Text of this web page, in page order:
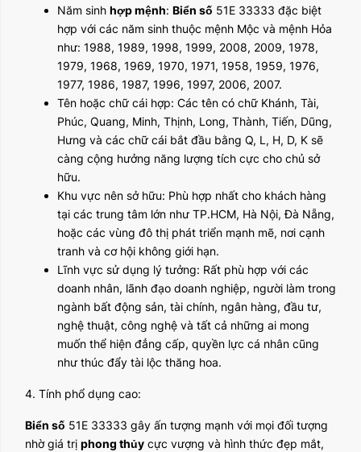
Năm sinh hợp mệnh: Biển số 51E 33333 đặc biệt
hợp với các năm sinh thuộc mệnh Mộc và mệnh Hỏa
như: 1988, 1989, 1998, 1999, 2008, 2009, 1978,
1979, 1968, 1969, 1970, 1971, 1958, 1959, 1976,
1977, 1986, 1987, 1996, 1997, 2006, 2007.
Tên hoặc chữ cái hợp: Các tên có chữ Khánh, Tài,
Phúc, Quang, Minh, Thịnh, Long, Thành, Tiến, Dũng,
Hưng và các chữ cái bắt đầu bằng Q, L, H, D, K sẽ
càng cộng hưởng năng lượng tích cực cho chủ sở
hữu.
Khu vực nên sở hữu: Phù hợp nhất cho khách hàng
tại các trung tâm lớn như TP.HCM, Hà Nội, Đà Nẵng,
hoặc các vùng đô thị phát triển mạnh mẽ, nơi cạnh
tranh và cơ hội không giới hạn.
Lĩnh vực sử dụng lý tưởng: Rất phù hợp với các
doanh nhân, lãnh đạo doanh nghiệp, người làm trong
ngành bất động sản, tài chính, ngân hàng, đầu tư,
nghệ thuật, công nghệ và tất cả những ai mong
muốn thể hiện đẳng cấp, quyền lực cá nhân cũng
như thúc đẩy tài lộc thăng hoa.
4. Tính phổ dụng cao:
Biển số 51E 33333 gây ấn tượng mạnh với mọi đối tượng
nhờ giá trị phong thủy cực vượng và hình thức đẹp mắt,